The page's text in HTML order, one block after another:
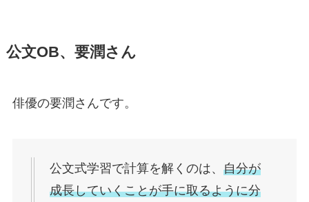
公文OB、要潤さん
俳優の要潤さんです。
公文式学習で計算を解くのは、 自分が
成長していくことが手に取るように分